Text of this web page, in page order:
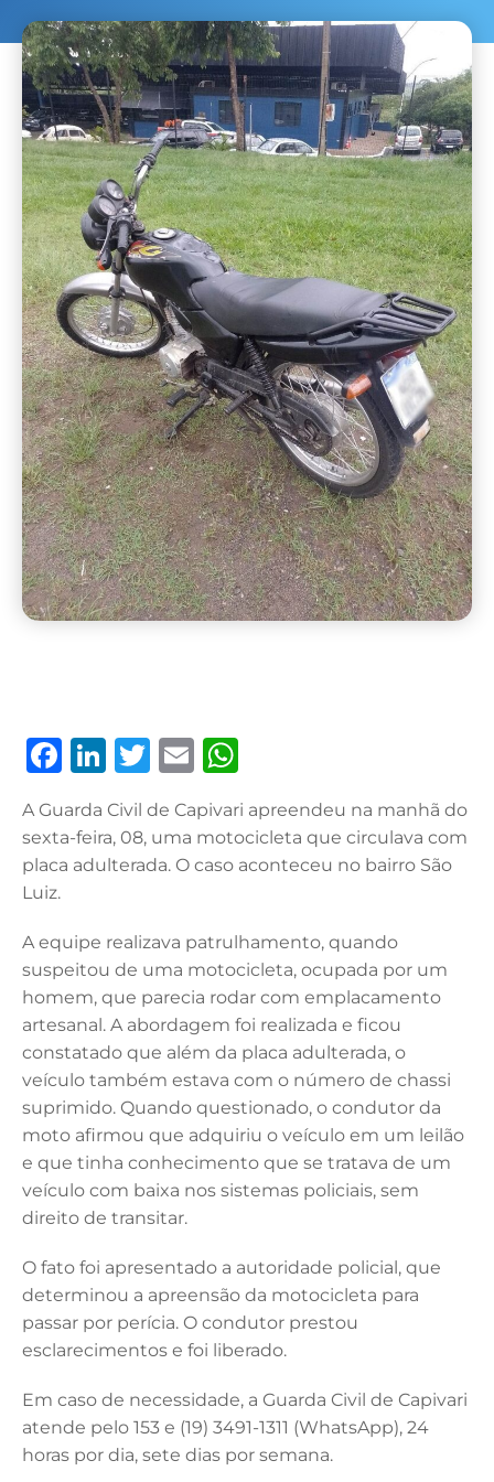
F
c
e
o
o
k
Li
k
e
n
T
it
te
E
ai
l
at
s
p
p
A Guarda Civil de Capivari apreendeu na manhã do
sexta-feira, 08, uma motocicleta que circulava com
placa adulterada. O caso aconteceu no bairro São
Luiz.
A equipe realizava patrulhamento, quando
suspeitou de uma motocicleta, ocupada por um
homem, que parecia rodar com emplacamento
artesanal. A abordagem foi realizada e ficou
constatado que além da placa adulterada, o
veículo também estava com o número de chassi
suprimido. Quando questionado, o condutor da
moto afirmou que adquiriu o veículo em um leilão
e que tinha conhecimento que se tratava de um
veículo com baixa nos sistemas policiais, sem
direito de transitar.
O fato foi apresentado a autoridade policial, que
determinou a apreensão da motocicleta para
passar por perícia. O condutor prestou
esclarecimentos e foi liberado.
Em caso de necessidade, a Guarda Civil de Capivari
atende pelo 153 e (19) 3491-1311 (WhatsApp), 24
horas por dia, sete dias por semana.